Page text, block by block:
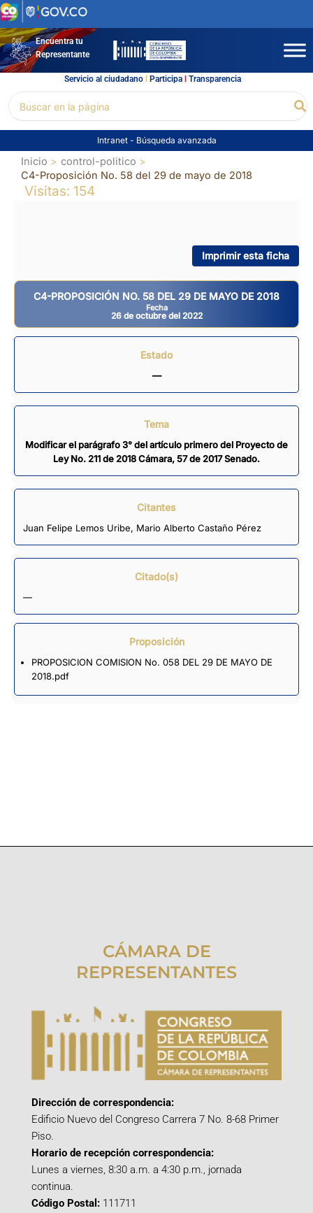
Ir
al
contenidoEncuentra tu
Representante
Servicio al ciudadano l Participal Transparencia
por:
Intranet - Búsqueda avanzada
Inicio
control-politico
C4-Proposición No. 58 del 29 de mayo de 2018
Visitas: 154
Imprimir esta ficha
C4-PROPOSICIÓN NO. 58 DEL 29 DE MAYO DE 2018
Fecha
26 de octubre del 2022
Estado
—
Tema
Modificar el parágrafo 3° del artículo primero del Proyecto de
Ley No. 211 de 2018 Cámara, 57 de 2017 Senado.
Citantes
Juan Felipe Lemos Uribe, Mario Alberto Castaño Pérez
Citado(s)
—
Proposición
PROPOSICION COMISION No. 058 DEL 29 DE MAYO DE
2018.pdf
CÁMARA DE
REPRESENTANTES
Dirección de correspondencia:
Edificio Nuevo del Congreso Carrera 7 No. 8-68 Primer
Piso.
Horario de recepción correspondencia:
Lunes a viernes, 8:30 a.m. a 4:30 p.m., jornada
continua.
Código Postal: 111711